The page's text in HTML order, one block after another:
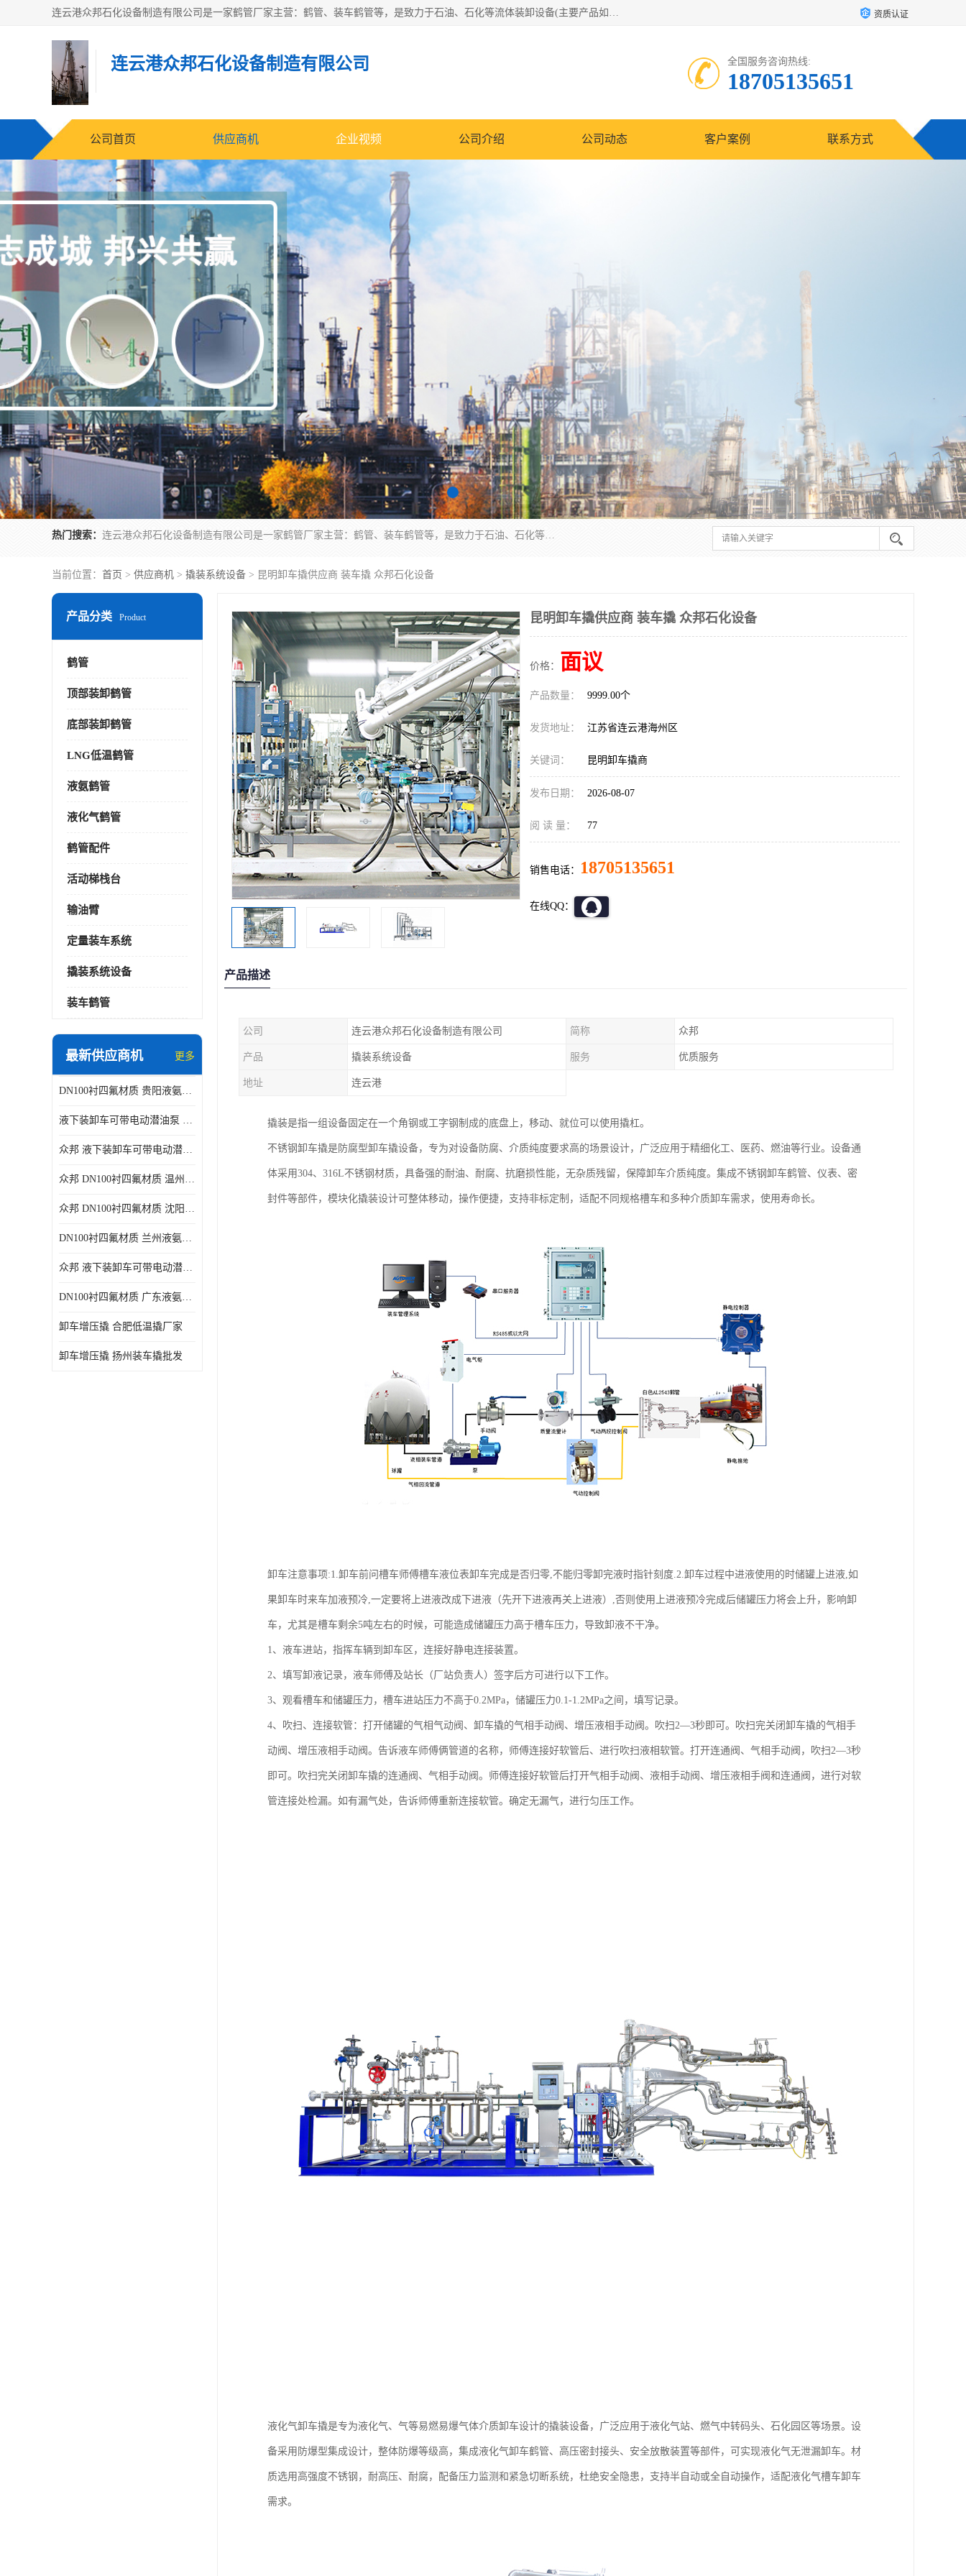
连云港众邦石化设备制造有限公司是一家鹤管厂家主营：鹤管、装车鹤管等，是致力于石油、石化等流体装卸设备(主要产品如鹤管、输油臂、脱缆钩等)的咨询、设计、制造、检测、安装指导、系统调试、维修维护等业务的公司。 资质认证
连云港众邦石化设备制造有限公司 全国服务咨询热线:
18705135651
公司首页 供应商机 企业视频 公司介绍 公司动态 客户案例 联系方式
热门搜索： 连云港众邦石化设备制造有限公司是一家鹤管厂家主营：鹤管、装车鹤管等，是致力于石油、石化等流体装卸设备(主要产品如鹤管、输油臂、脱缆钩等)的咨询、设计、制造、检测、安装指导、系统调试、维修维护等业务的公司。
当前位置： 首页 > 供应商机 > 撬装系统设备 > 昆明卸车撬供应商 装车撬 众邦石化设备
产品分类 Product
鹤管
顶部装卸鹤管
底部装卸鹤管
LNG低温鹤管
液氨鹤管
液化气鹤管
鹤管配件
活动梯栈台
输油臂
定量装车系统
撬装系统设备
装车鹤管
最新供应商机 更多
DN100衬四氟材质 贵阳液氨鹤管供应商
液下装卸车可带电动潜油泵 贵阳液氨鹤管批发商
众邦 液下装卸车可带电动潜油泵 沈阳液氨鹤管批发商
众邦 DN100衬四氟材质 温州液氨鹤管批发商
众邦 DN100衬四氟材质 沈阳液氨鹤管批发商
DN100衬四氟材质 兰州液氨鹤管批发商
众邦 液下装卸车可带电动潜油泵 太原液氨鹤管厂商
DN100衬四氟材质 广东液氨鹤管厂商
卸车增压撬 合肥低温撬厂家
卸车增压撬 扬州装车撬批发
昆明卸车撬供应商 装车撬 众邦石化设备
价格： 面议
产品数量： 9999.00个
发货地址： 江苏省连云港海州区
关键词： 昆明卸车撬商
发布日期： 2026-08-07
阅 读 量： 77
销售电话： 18705135651
在线QQ：
产品描述
公司 连云港众邦石化设备制造有限公司 简称 众邦
产品 撬装系统设备 服务 优质服务
地址 连云港
撬装是指一组设备固定在一个角钢或工字钢制成的底盘上，移动、就位可以使用撬杠。
不锈钢卸车撬是防腐型卸车撬设备，专为对设备防腐、介质纯度要求高的场景设计，广泛应用于精细化工、医药、燃油等行业。设备通
体采用304、316L不锈钢材质，具备强的耐油、耐腐、抗磨损性能，无杂质残留，保障卸车介质纯度。集成不锈钢卸车鹤管、仪表、密
封件等部件，模块化撬装设计可整体移动，操作便捷，支持非标定制，适配不同规格槽车和多种介质卸车需求，使用寿命长。
卸车注意事项:1.卸车前问槽车师傅槽车液位表卸车完成是否归零,不能归零卸完液时指针刻度.2.卸车过程中进液使用的时储罐上进液,如
果卸车时来车加液预冷,一定要将上进液改成下进液（先开下进液再关上进液）,否则使用上进液预冷完成后储罐压力将会上升，影响卸
车，尤其是槽车剩余5吨左右的时候，可能造成储罐压力高于槽车压力，导致卸液不干净。
1、液车进站，指挥车辆到卸车区，连接好静电连接装置。
2、填写卸液记录，液车师傅及站长（厂站负责人）签字后方可进行以下工作。
3、观看槽车和储罐压力，槽车进站压力不高于0.2MPa，储罐压力0.1-1.2MPa之间，填写记录。
4、吹扫、连接软管：打开储罐的气相气动阀、卸车撬的气相手动阀、增压液相手动阀。吹扫2—3秒即可。吹扫完关闭卸车撬的气相手
动阀、增压液相手动阀。告诉液车师傅俩管道的名称，师傅连接好软管后、进行吹扫液相软管。打开连通阀、气相手动阀，吹扫2—3秒
即可。吹扫完关闭卸车撬的连通阀、气相手动阀。师傅连接好软管后打开气相手动阀、液相手动阀、增压液相手阀和连通阀，进行对软
管连接处检漏。如有漏气处，告诉师傅重新连接软管。确定无漏气，进行匀压工作。
液化气卸车撬是专为液化气、气等易燃易爆气体介质卸车设计的撬装设备，广泛应用于液化气站、燃气中转码头、石化园区等场景。设
备采用防爆型集成设计，整体防爆等级高，集成液化气卸车鹤管、高压密封接头、安全放散装置等部件，可实现液化气无泄漏卸车。材
质选用高强度不锈钢，耐高压、耐腐，配备压力监测和紧急切断系统，杜绝安全隐患，支持半自动或全自动操作，适配液化气槽车卸车
需求。